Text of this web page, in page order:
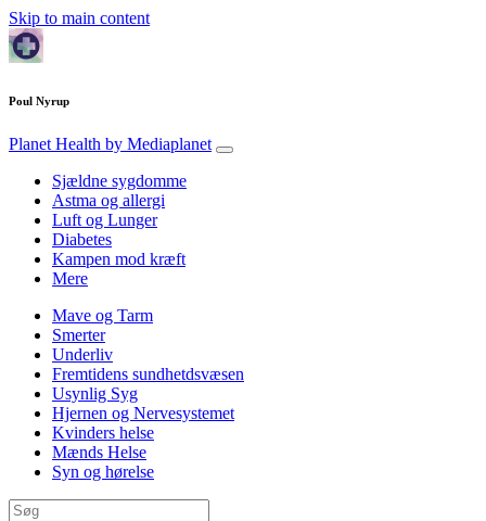
Skip to main content
Poul Nyrup
Planet Health by Mediaplanet
Sjældne sygdomme
Astma og allergi
Luft og Lunger
Diabetes
Kampen mod kræft
Mere
Mave og Tarm
Smerter
Underliv
Fremtidens sundhetdsvæsen
Usynlig Syg
Hjernen og Nervesystemet
Kvinders helse
Mænds Helse
Syn og hørelse